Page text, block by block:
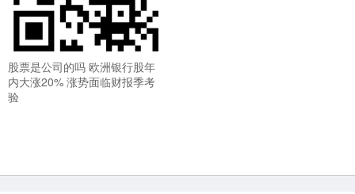
股票是公司的吗 欧洲银行股年
内大涨20% 涨势面临财报季考
验